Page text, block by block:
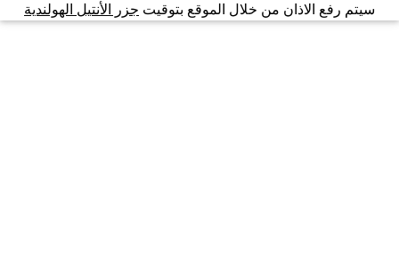
سيتم رفع الاذان من خلال الموقع بتوقيت جزر الأنتيل الهولندية